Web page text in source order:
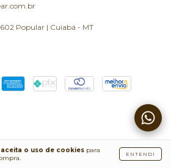
o uso de cookies para
ENTENDI
Popular | Cuiabá - MT
- 2026. Todos os direitos reservados.